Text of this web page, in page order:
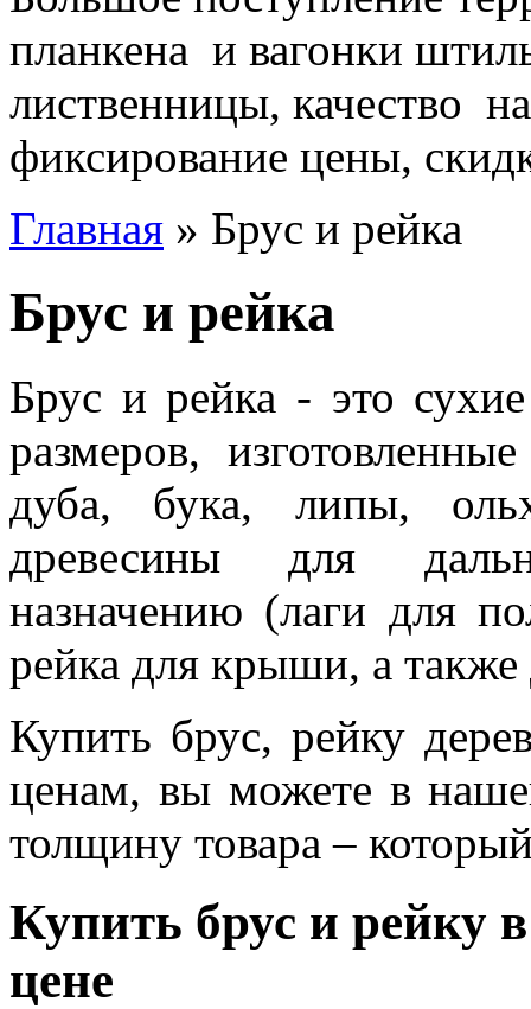
планкена и вагонки
лиственницы, качество
фиксирование цены,
Главная » Брус и рейка
Брус и рейка
Брус и рейка - это
размеров,
дуба, бука, липы,
древесины для
назначению (лаги для
рейка для крыши, а также
Купить брус, рейку
ценам, вы можете в
толщину товара –
Купить брус и рейку
цене